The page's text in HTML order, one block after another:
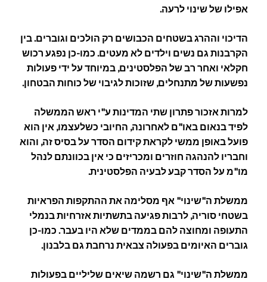
אפילו של שינוי לרעה.
הדיכוי וההרג בשטחים הכבושים רק הולכים וגוברים. בין
הקרבנות גם נשים וילדים לא מעטים. כמו-כן נפגע רכוש
חקלאי ואחר רב של הפלסטינים, במיוחד על ידי פעולות
נפשעות של מתנחלים, שזוכות לגיבוי של כוחות הבטחון.
למרות אזכור פתרון שתי המדינות ע"י ראש הממשלה
לפיד בנאום באו"ם לאחרונה, החיובי כשלעצמו, אין הוא
פועל באופן ממשי לקראת קידום הסדר על בסיס זה, והוא
וחבריו להנהגה חוזרים ומכריזים כי אין בכוונתם לנהל
מו"מ על הסדר קבע לבעיה הפלסטינית.
ממשלת ה"שינוי" אף מסלימה את ההתקפות הפראיות
בשטחי סוריה, לרבות פגיעה בתשתיות אזרחיות בנמלי
התעופה ומחוצה להם בממדים שלא היו בעבר. כמו-כן
גוברים האיומים בפעולה צבאית נרחבת גם בלבנון.
ממשלת ה"שינוי" גם רשמה שיאים שליליים בפעולות